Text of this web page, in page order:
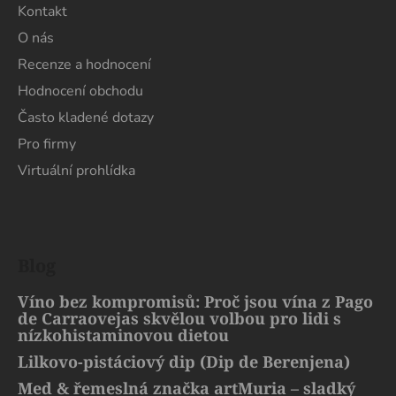
Kontakt
O nás
Recenze a hodnocení
Hodnocení obchodu
Často kladené dotazy
Pro firmy
Virtuální prohlídka
Víno bez kompromisů: Proč jsou vína z Pago
de Carraovejas skvělou volbou pro lidi s
nízkohistaminovou dietou
Lilkovo-pistáciový dip (Dip de Berenjena)
Med & řemeslná značka artMuria – sladký